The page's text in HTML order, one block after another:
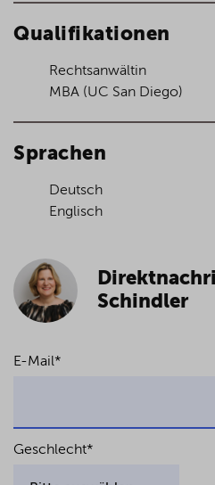
Qualifikationen
Rechtsanwältin
MBA (UC San Diego)
Sprachen
Deutsch
Englisch
Schindler
E-Mail*
Geschlecht*